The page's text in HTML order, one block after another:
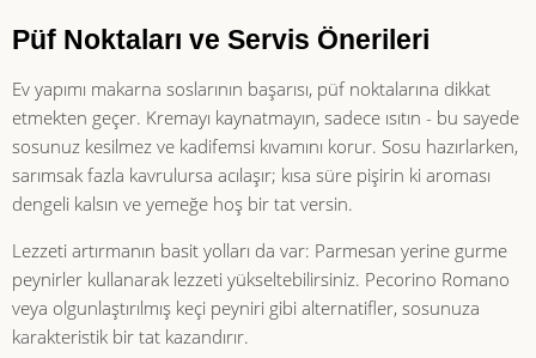
Püf Noktaları ve Servis Önerileri
Ev yapımı makarna soslarının başarısı, püf noktalarına dikkat
etmekten geçer. Kremayı kaynatmayın, sadece ısıtın - bu sayede
sosunuz kesilmez ve kadifemsi kıvamını korur. Sosu hazırlarken,
sarımsak fazla kavrulursa acılaşır; kısa süre pişirin ki aroması
dengeli kalsın ve yemeğe hoş bir tat versin.
Lezzeti artırmanın basit yolları da var: Parmesan yerine gurme
peynirler kullanarak lezzeti yükseltebilirsiniz. Pecorino Romano
veya olgunlaştırılmış keçi peyniri gibi alternatifler, sosunuza
karakteristik bir tat kazandırır.